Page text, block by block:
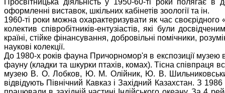
оформленні виставок, шкільних кабінетів зоології та ін.
1960-ті роки можна охарактеризувати як час
колектив співробітників-ентузіастів, які були
країні, стійке фінансування, добровільні помічники,
наукові колекції.
До 1980-х років фауна Причорномор'я в експозиції
фауну (кладки та шкурки птахів, комах). Тісна співпраця
музею В. О. Лобков, Ю. М. Олійник, Ю. В. Шильниковський
відвідують Північний Кавказ і Західний Казахстан. З